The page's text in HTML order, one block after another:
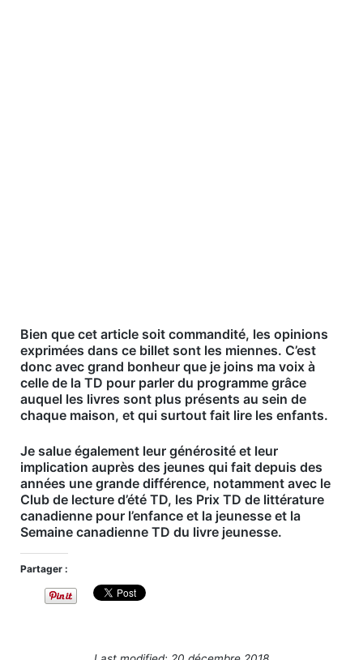
Bien que cet article soit commandité, les opinions
exprimées dans ce billet sont les miennes. C’est
donc avec grand bonheur que je joins ma voix à
celle de la TD pour parler du programme grâce
auquel les livres sont plus présents au sein de
chaque maison, et qui surtout fait lire les enfants.
Je salue également leur générosité et leur
implication auprès des jeunes qui fait depuis des
années une grande différence, notamment avec le
Club de lecture d’été TD, les Prix TD de littérature
canadienne pour l’enfance et la jeunesse et la
Semaine canadienne TD du livre jeunesse.
Partager :